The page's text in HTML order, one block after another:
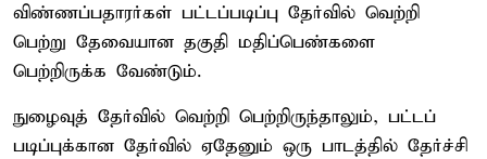
விண்ணப்பதாரர்கள் பட்டப்படிப்பு தேர்வில் வெற்றி
பெற்று தேவையான தகுதி மதிப்பெண்களை
பெற்றிருக்க வேண்டும்.
நுழைவுத் தேர்வில் வெற்றி பெற்றிருந்தாலும், பட்டப்
படிப்புக்கான தேர்வில் ஏதேனும் ஒரு பாடத்தில் தேர்ச்சி